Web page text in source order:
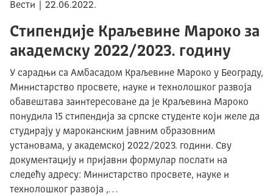
Вести | 22.06.2022.
Стипендије Краљевине Мароко за
академску 2022/2023. годину
У сарадњи са Амбасадом Краљевине Мароко у Београду,
Министарство просвете, науке и технолошког развоја
обавештава заинтересоване да је Краљевина Мароко
понудила 15 стипендија за српске студенте који желе да
студирају у мароканским јавним образовним
установама, у академској 2022/2023. години. Сву
документацију и пријавни формулар послати на
следећу адресу: Министарство просвете, науке и
технолошког развоја ,…